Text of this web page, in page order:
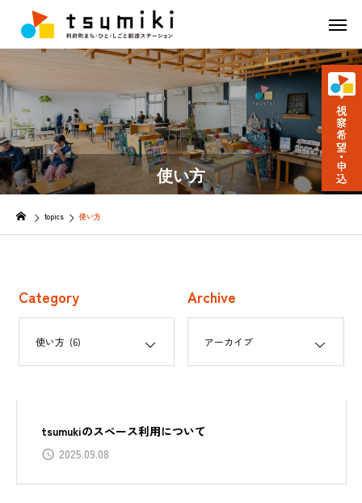
使い方
topics 使い方
Category Archive
tsumukiのスペース利用について
2025.09.08